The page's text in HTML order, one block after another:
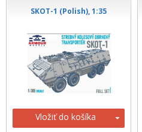
SKOT-1 (Polish), 1:35
Vložiť do košíka